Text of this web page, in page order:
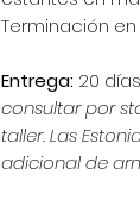
Terminación
Entrega: 20
consultar por
taller. Las
adicional de